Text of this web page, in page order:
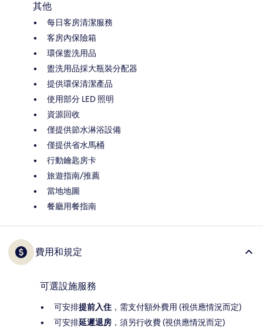
其他
每日客房清潔服務
客房內保險箱
環保盥洗用品
盥洗用品採大瓶裝分配器
提供環保清潔產品
使用部分 LED 照明
資源回收
僅提供節水淋浴設備
僅提供省水馬桶
行動鑰匙房卡
旅遊指南/推薦
當地地圖
餐廳用餐指南
費用和規定
可選設施服務
可安排提前入住 ，需支付額外費用 (視供應情況而定)
可安排延遲退房 ，須另行收費 (視供應情況而定)